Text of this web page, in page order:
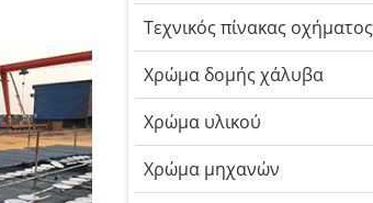
Τεχνικός πίνακας οχήματος
Χρώμα δομής χάλυβα
Χρώμα υλικού
Χρώμα μηχανών